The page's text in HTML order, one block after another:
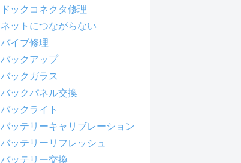
ドックコネクタ修理
ネットにつながらない
バイブ修理
バックアップ
バックガラス
バックパネル交換
バックライト
バッテリーキャリブレーション
バッテリーリフレッシュ
バッテリー交換